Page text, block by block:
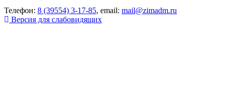
Телефон: 8 (39554) 3-17-85, email: mail@zimadm.ru
Версия для слабовидящих